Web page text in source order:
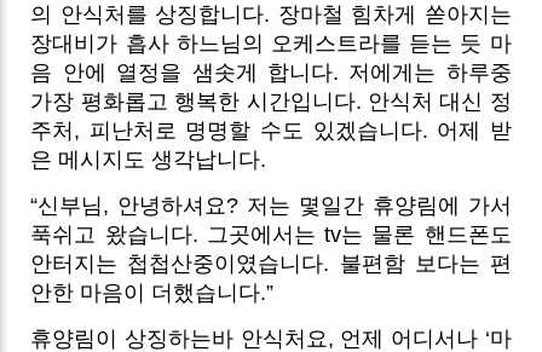
의 안식처를 상징합니다. 장마철 힘차게 쏟아지는
장대비가 흡사 하느님의 오케스트라를 듣는 듯 마
음 안에 열정을 샘솟게 합니다. 저에게는 하루중
가장 평화롭고 행복한 시간입니다. 안식처 대신 정
주처, 피난처로 명명할 수도 있겠습니다. 어제 받
은 메시지도 생각납니다.
“신부님, 안녕하셔요? 저는 몇일간 휴양림에 가서
푹쉬고 왔습니다. 그곳에서는 tv는 물론 핸드폰도
안터지는 첩첩산중이였습니다. 불편함 보다는 편
안한 마음이 더했습니다.”
휴양림이 상징하는바 안식처요, 언제 어디서나 ‘마